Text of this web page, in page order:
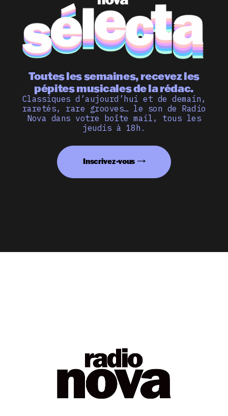
Toutes les semaines, recevez les
pépites musicales de la rédac.
Classiques d’aujourd’hui et de demain,
raretés, rare grooves… le son de Radio
Nova dans votre boîte mail, tous les
jeudis à 18h.
Inscrivez-vous